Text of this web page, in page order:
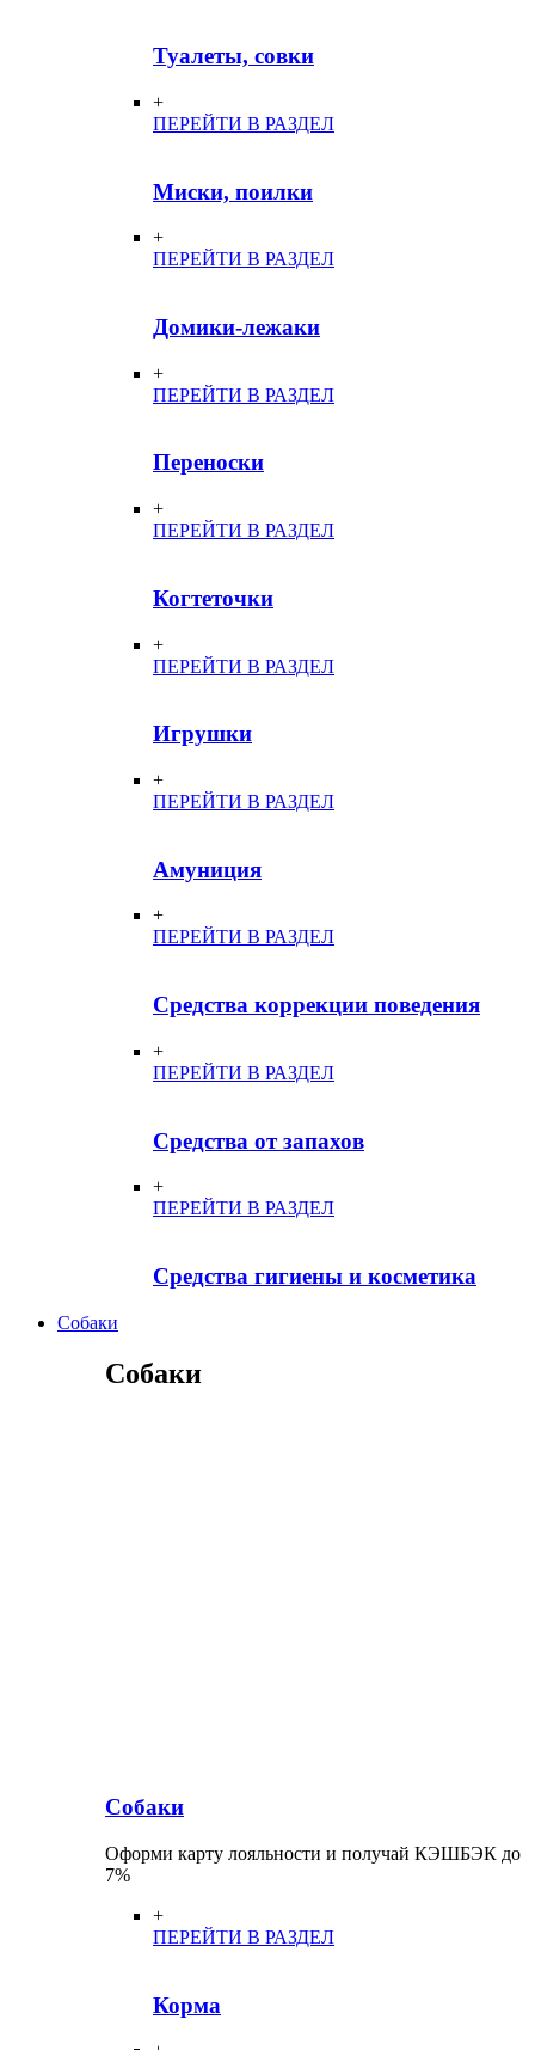
Туалеты, совки
+
ПЕРЕЙТИ В РАЗДЕЛ
Миски, поилки
+
ПЕРЕЙТИ В РАЗДЕЛ
Домики-лежаки
+
ПЕРЕЙТИ В РАЗДЕЛ
Переноски
+
ПЕРЕЙТИ В РАЗДЕЛ
Когтеточки
+
ПЕРЕЙТИ В РАЗДЕЛ
Игрушки
+
ПЕРЕЙТИ В РАЗДЕЛ
Амуниция
+
ПЕРЕЙТИ В РАЗДЕЛ
Средства коррекции поведения
+
ПЕРЕЙТИ В РАЗДЕЛ
Средства от запахов
+
ПЕРЕЙТИ В РАЗДЕЛ
Средства гигиены и косметика
Собаки
Собаки
Собаки
Оформи карту лояльности и получай КЭШБЭК до
7%
+
ПЕРЕЙТИ В РАЗДЕЛ
Корма